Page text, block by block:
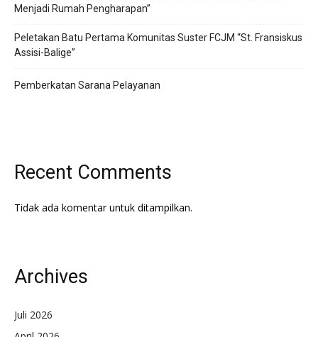
Menjadi Rumah Pengharapan”
Peletakan Batu Pertama Komunitas Suster FCJM “St. Fransiskus
Assisi-Balige”
Pemberkatan Sarana Pelayanan
Recent Comments
Tidak ada komentar untuk ditampilkan.
Archives
Juli 2026